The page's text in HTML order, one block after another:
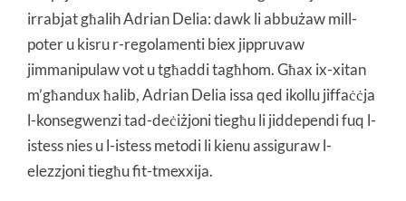
irrabjat għalih Adrian Delia: dawk li abbużaw mill-
poter u kisru r-regolamenti biex jippruvaw
jimmanipulaw vot u tgħaddi tagħhom. Għax ix-xitan
m’għandux ħalib, Adrian Delia issa qed ikollu jiffaċċja
l-konsegwenzi tad-deċiżjoni tiegħu li jiddependi fuq l-
istess nies u l-istess metodi li kienu assiguraw l-
elezzjoni tiegħu fit-tmexxija.